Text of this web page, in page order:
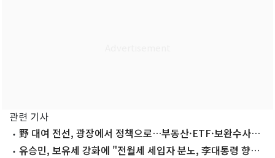
관련 기사
野 대여 전선, 광장에서 정책으로…부동산·ETF·보완수사권
3축유승민, 보유세 강화에 "전월세 세입자 분노, 李대통령 향할